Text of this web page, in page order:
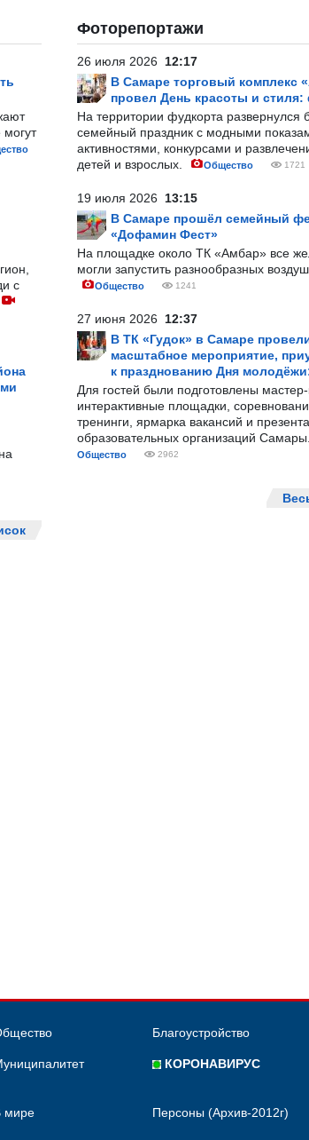
с
Фоторепортажи
26 июля 2026 12:17
В Самаре торговый комплекс
провел День красоты и стиля:
На территории фудкорта развернулся
семейный праздник с модными
активностями, конкурсами и
детей и взрослых.
Общество 1721
19 июля 2026 13:15
В Самаре прошёл семейный
«Дофамин Фест»
На площадке около ТК «Амбар» все
могли запустить разнообразных
Общество 1241
27 июня 2026 12:37
В ТК «Гудок» в Самаре
масштабное мероприятие,
к празднованию Дня
Для гостей были подготовлены мастер-
интерактивные площадки,
тренинги, ярмарка вакансий и
образовательных организаций Самары.
Общество 2962
Благоустройство
КОРОНАВИРУС
мире Персоны (Архив-2012г)